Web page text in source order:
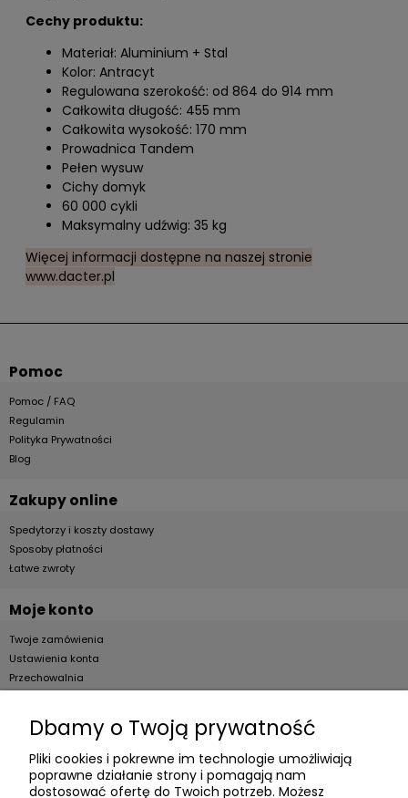
Cechy produktu:
Materiał: Aluminium + Stal
Kolor: Antracyt
Regulowana szerokość: od 864 do 914 mm
Całkowita długość: 455 mm
Całkowita wysokość: 170 mm
Prowadnica Tandem
Pełen wysuw
Cichy domyk
60 000 cykli
Maksymalny udźwig: 35 kg
Więcej informacji dostępne na naszej stronie
www.dacter.pl
Pomoc
Pomoc / FAQ
Regulamin
Polityka Prywatności
Blog
Zakupy online
Spedytorzy i koszty dostawy
Sposoby płatności
Łatwe zwroty
Moje konto
Twoje zamówienia
Ustawienia konta
Przechowalnia
Dla firm
O firmie
Dbamy o Twoją prywatność
Pliki cookies i pokrewne im technologie umożliwiają
poprawne działanie strony i pomagają nam
dostosować ofertę do Twoich potrzeb. Możesz